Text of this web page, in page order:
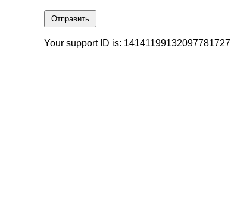
Отправить
Your support ID is: 14141199132097781727